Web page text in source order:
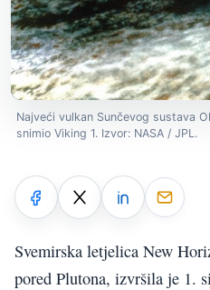
Najveći vulkan Sunčevog sustava
snimio Viking 1. Izvor: NASA / JPL.
Svemirska letjelica New
pored Plutona, izvršila je 1.